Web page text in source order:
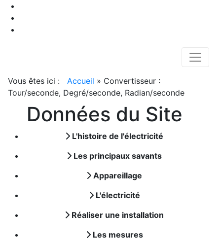
Vous êtes ici : Accueil » Convertisseur :
Tour/seconde, Degré/seconde, Radian/seconde
Données du Site
L'histoire de l'électricité
Les principaux savants
Appareillage
L'électricité
Réaliser une installation
Les mesures